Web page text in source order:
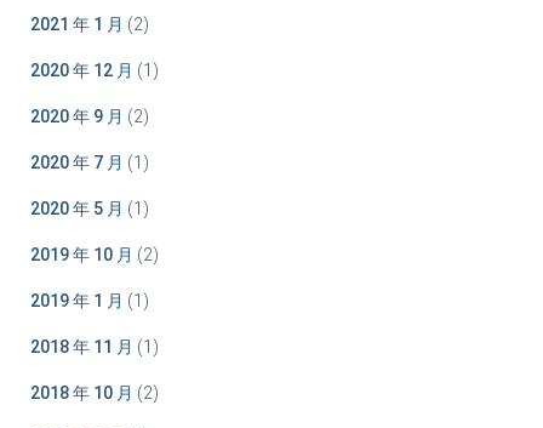
2021 年 1 月 (2)
2020 年 12 月 (1)
2020 年 9 月 (2)
2020 年 7 月 (1)
2020 年 5 月 (1)
2019 年 10 月 (2)
2019 年 1 月 (1)
2018 年 11 月 (1)
2018 年 10 月 (2)